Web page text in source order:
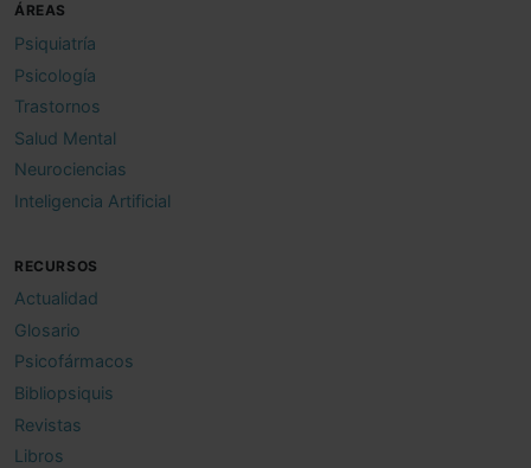
ÁREAS
Psiquiatría
Psicología
Trastornos
Salud Mental
Neurociencias
Inteligencia Artificial
RECURSOS
Actualidad
Glosario
Psicofármacos
Bibliopsiquis
Revistas
Libros